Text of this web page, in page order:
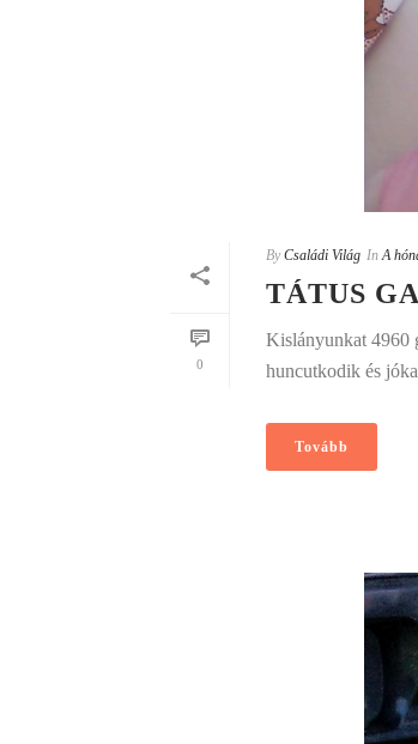
0
By Családi Világ In A
TÁTUS
Kislányunkat 4960
huncutkodik és
Tovább